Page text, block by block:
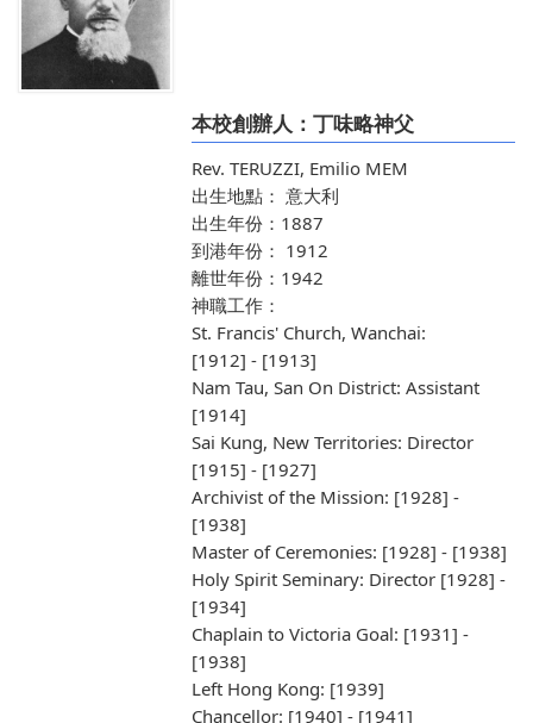
本校創辦人：丁味略神父
Rev. TERUZZI, Emilio MEM
出生地點： 意大利
出生年份：1887
到港年份： 1912
離世年份：1942
神職工作：
St. Francis' Church, Wanchai:
[1912] - [1913]
Nam Tau, San On District: Assistant
[1914]
Sai Kung, New Territories: Director
[1915] - [1927]
Archivist of the Mission: [1928] -
[1938]
Master of Ceremonies: [1928] - [1938]
Holy Spirit Seminary: Director [1928] -
[1934]
Chaplain to Victoria Goal: [1931] -
[1938]
Left Hong Kong: [1939]
Chancellor: [1940] - [1941]